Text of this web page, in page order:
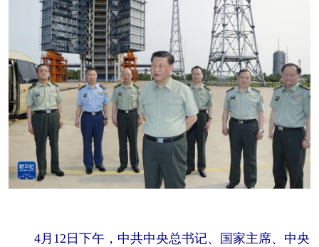
4月12日下午，中共中央总书记、国家主席、中央